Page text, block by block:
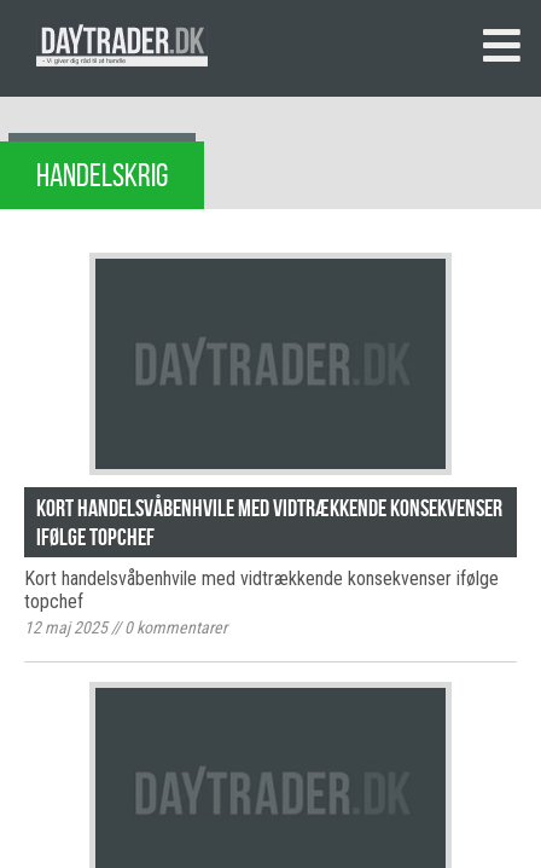
HANDELSKRIG
Kort handelsvåbenhvile med vidtrækkende konsekvenser
ifølge topchef
Kort handelsvåbenhvile med vidtrækkende konsekvenser ifølge
topchef
12 maj 2025//0kommentarer